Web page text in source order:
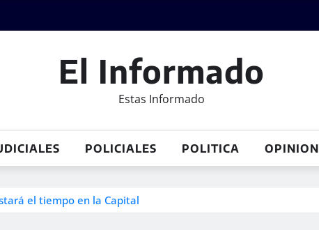
El Informado
Estas Informado
POLICIALES POLITICA OPINION
el tiempo en la Capital